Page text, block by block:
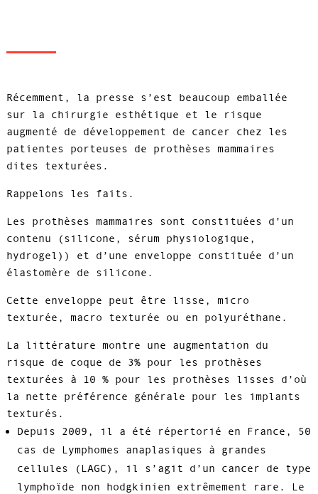
Récemment, la presse s’est beaucoup emballée
sur la chirurgie esthétique et le risque
augmenté de développement de cancer chez les
patientes porteuses de prothèses mammaires
dites texturées.
Rappelons les faits.
Les prothèses mammaires sont constituées d’un
contenu (silicone, sérum physiologique,
hydrogel)) et d’une enveloppe constituée d’un
élastomère de silicone.
Cette enveloppe peut être lisse, micro
texturée, macro texturée ou en polyuréthane.
La littérature montre une augmentation du
risque de coque de 3% pour les prothèses
texturées à 10 % pour les prothèses lisses d’où
la nette préférence générale pour les implants
texturés.
Depuis 2009, il a été répertorié en France, 50
cas de Lymphomes anaplasiques à grandes
cellules (LAGC), il s’agit d’un cancer de type
lymphoïde non hodgkinien extrêmement rare. Le